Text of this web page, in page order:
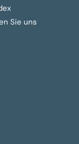
Sie uns